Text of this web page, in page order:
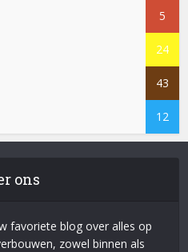
5
24
43
12
ons
favoriete blog over alles op
zowel binnen als